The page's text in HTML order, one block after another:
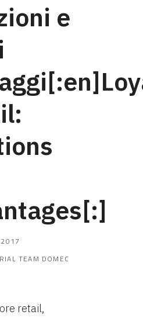
e
TEAM DOMEC
retail,